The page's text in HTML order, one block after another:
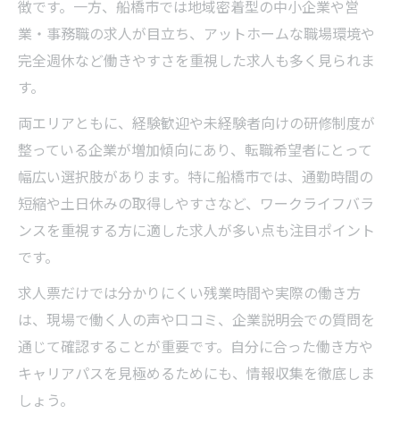
転勤なし保険求人のメリットとデメリット
キャリアアップ目指すなら保険求人比較が必須
東京・船橋市の保険求人を年収や待遇で比
較
保険求人でスキルアップできる職場の特徴
研修制度が充実した保険求人を見極めるコ
ツ
ント
経験不問で始める保険の仕事が注目される理由
未経験歓迎の保険求人が増える背景と魅力
保険求人で活かせるコミュニケーション力
徴です。一方、船橋市では地域密着型の中小企業や営
業・事務職の求人が目立ち、アットホームな職場環境や
完全週休など働きやすさを重視した求人も多く見られま
す。
両エリアともに、経験歓迎や未経験者向けの研修制度が
整っている企業が増加傾向にあり、転職希望者にとって
幅広い選択肢があります。特に船橋市では、通勤時間の
短縮や土日休みの取得しやすさなど、ワークライフバラ
ンスを重視する方に適した求人が多い点も注目ポイント
です。
求人票だけでは分かりにくい残業時間や実際の働き方
は、現場で働く人の声や口コミ、企業説明会での質問を
通じて確認することが重要です。自分に合った働き方や
キャリアパスを見極めるためにも、情報収集を徹底しま
しょう。